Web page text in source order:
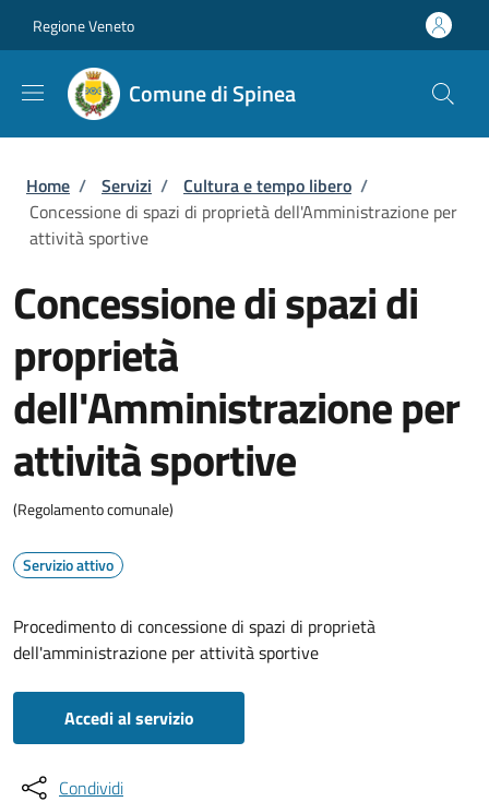
Regione Veneto
Comune di Spinea
Briciole di pane
Home / Servizi / Cultura e tempo libero /
Concessione di spazi di proprietà dell'Amministrazione per
attività sportive
Concessione di spazi di
proprietà
dell'Amministrazione per
attività sportive
(Regolamento comunale)
Servizio attivo
Procedimento di concessione di spazi di proprietà
dell'amministrazione per attività sportive
Accedi al servizio
Condividi